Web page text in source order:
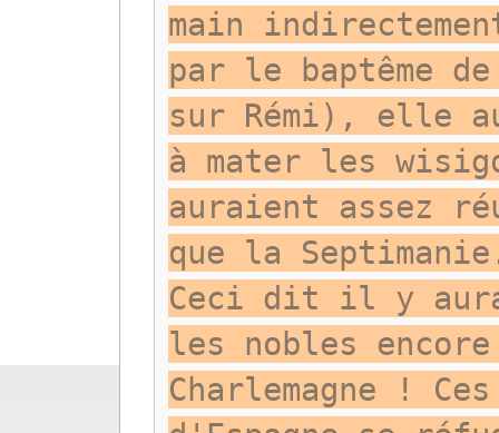
main
par le baptême
sur Rémi), elle
à mater les
auraient assez
que la
Ceci dit il y
les nobles
Charlemagne !